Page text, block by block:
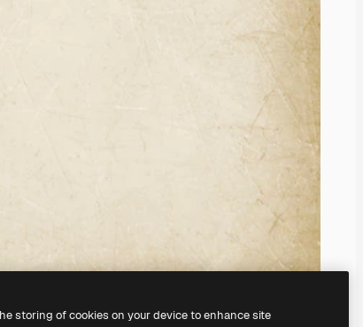
storing of cookies on your device to enhance site